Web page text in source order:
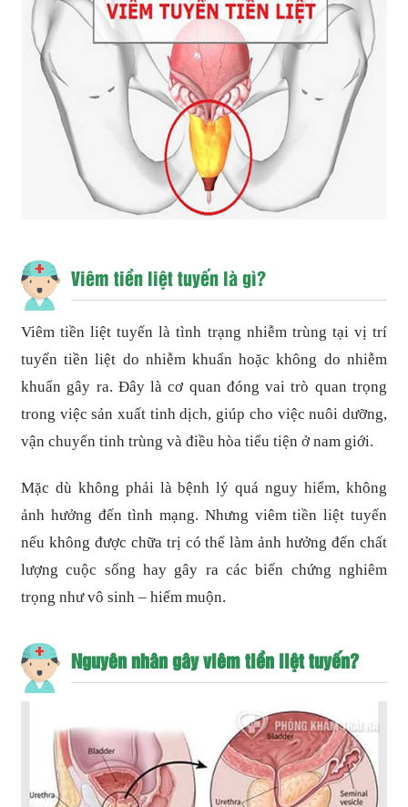
Viêm tiền liệt tuyến là gì?
Viêm tiền liệt tuyến là tình trạng nhiễm trùng tại vị trí
tuyến tiền liệt do nhiễm khuẩn hoặc không do nhiễm
khuẩn gây ra. Đây là cơ quan đóng vai trò quan trọng
trong việc sản xuất tinh dịch, giúp cho việc nuôi dưỡng,
vận chuyển tinh trùng và điều hòa tiểu tiện ở nam giới.
Mặc dù không phải là bệnh lý quá nguy hiểm, không
ảnh hưởng đến tình mạng. Nhưng viêm tiền liệt tuyến
nếu không được chữa trị có thể làm ảnh hưởng đến chất
lượng cuộc sống hay gây ra các biến chứng nghiêm
trọng như vô sinh – hiếm muộn.
Nguyên nhân gây viêm tiền liệt tuyến?